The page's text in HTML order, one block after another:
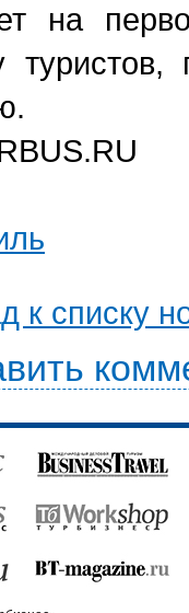
на
к списку